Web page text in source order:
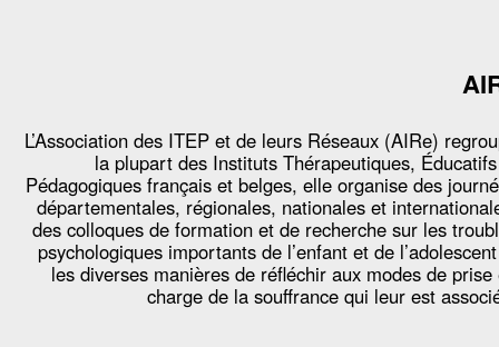
L’Association des ITEP et de leurs Réseaux (AIRe)
la plupart des Instituts Thérapeutiques,
Pédagogiques français et belges, elle organise des
départementales, régionales, nationales et
des colloques de formation et de recherche sur les
psychologiques importants de l’enfant et de
les diverses manières de réfléchir aux modes de prise
charge de la souffrance qui leur est